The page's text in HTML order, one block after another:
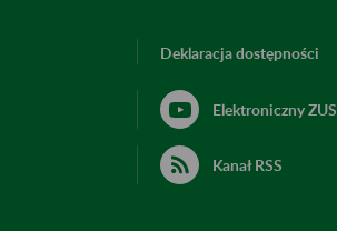
Deklaracja dostępności
Elektroniczny ZUS
Kanał RSS